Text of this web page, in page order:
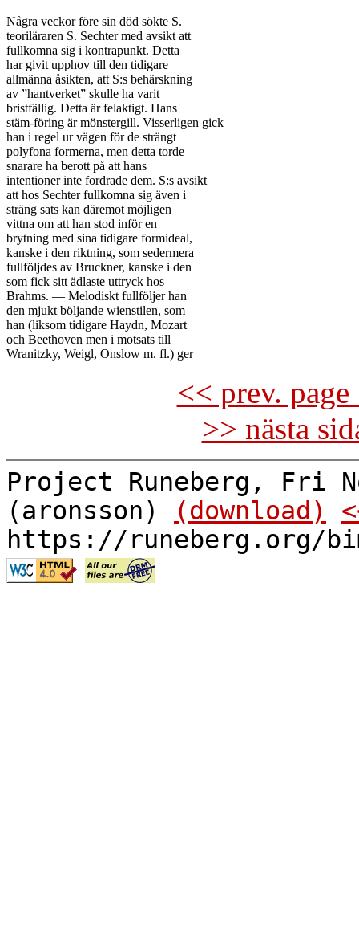
Några veckor före sin död sökte S.
teoriläraren S. Sechter med avsikt att
fullkomna sig i kontrapunkt. Detta
har givit upphov till den tidigare
allmänna åsikten, att S:s behärskning
av ”hantverket” skulle ha varit
bristfällig. Detta är felaktigt. Hans
stäm-föring är mönstergill. Visserligen gick
han i regel ur vägen för de strängt
polyfona formerna, men detta torde
snarare ha berott på att hans
intentioner inte fordrade dem. S:s avsikt
att hos Sechter fullkomna sig även i
sträng sats kan däremot möjligen
vittna om att han stod inför en
brytning med sina tidigare formideal,
kanske i den riktning, som sedermera
fullföljdes av Bruckner, kanske i den
som fick sitt ädlaste uttryck hos
Brahms. — Melodiskt fullföljer han
den mjukt böljande wienstilen, som
han (liksom tidigare Haydn, Mozart
och Beethoven men i motsats till
<< prev.
>> nästa
Project Runeberg, Fri
(aronsson)
(download)
https://runeberg.org/